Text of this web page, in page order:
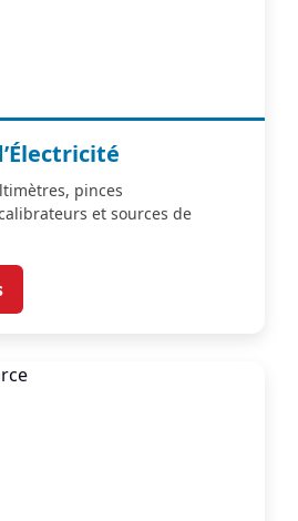
pinces
et sources de